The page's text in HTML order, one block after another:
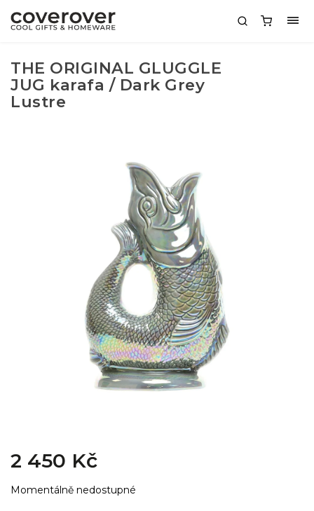
THE ORIGINAL GLUGGLE
JUG karafa / Dark Grey
Lustre
2 450 Kč
Momentálně nedostupné